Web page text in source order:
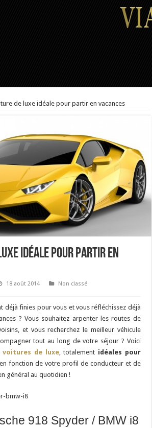
de luxe idéale pour partir en vacances
idéale pour partir en
18 août 2014
Non classé
déjà finies pour vous et vous réfléchissez déjà
? Vous souhaitez arpenter les routes de
et vous recherchez le meilleur véhicule
tout au long de votre séjour ? Voici
voitures de luxe, totalement idéales pour
en fonction de votre profil de conducteur et de
général au quotidien !
918 Spyder / BMW i8